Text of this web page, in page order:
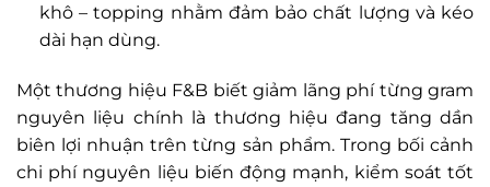
khô – topping nhằm đảm bảo chất lượng và kéo
dài hạn dùng.
Một thương hiệu F&B biết giảm lãng phí từng gram
nguyên liệu chính là thương hiệu đang tăng dần
biên lợi nhuận trên từng sản phẩm. Trong bối cảnh
chi phí nguyên liệu biến động mạnh, kiểm soát tốt